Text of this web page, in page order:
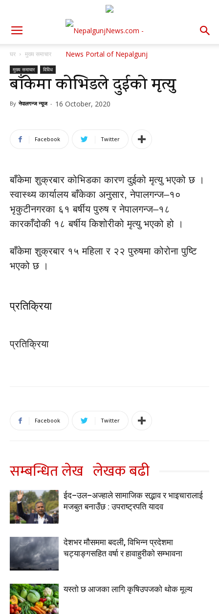
घर मुख्य समाचार
मुख्य समाचार विविध
बाँकेमा कोभिडले दुईको मृत्यु
By नेपालगन्ज न्यूज - 16 October, 2020
Facebook Twitter
बाँकेमा शुक्रबार कोभिडका कारण दुईको मृत्यु भएको छ ।
स्वास्थ्य कार्यालय बाँकेका अनुसार, नेपालगन्ज–१०
भृकुटीनगरका ६१ बर्षीय पुरुष र नेपालगन्ज–१८
कारकाँदोकी १८ बर्षीय किशोरीको मृत्यु भएको हो ।
बाँकेमा शुक्रबार १५ महिला र २२ पुरुषमा कोरोना पुष्टि
भएको छ ।
प्रतिक्रिया
प्रतिक्रिया
Facebook Twitter
सम्बन्धित लेख लेखक बढी
ईद–उल–अज्हाले सामाजिक सद्भाव र भाइचारालाई
मजबुत बनाउँछ : उपराष्ट्रपति यादव
देशभर मौसममा बदली, विभिन्न प्रदेशमा
चट्याङ्गसहित वर्षा र हावाहुरीको सम्भावना
यस्तो छ आजका लागि कृषिउपजको थोक मूल्य